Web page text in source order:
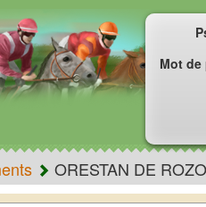
Mot de
ORESTAN DE